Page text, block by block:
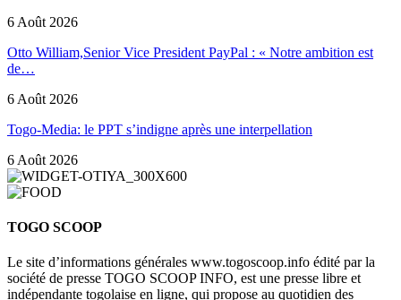
6 Août 2026
Otto William,Senior Vice President PayPal : « Notre ambition est
de…
6 Août 2026
Togo-Media: le PPT s’indigne après une interpellation
6 Août 2026
TOGO SCOOP
Le site d’informations générales www.togoscoop.info édité par la
société de presse TOGO SCOOP INFO, est une presse libre et
indépendante togolaise en ligne, qui propose au quotidien des